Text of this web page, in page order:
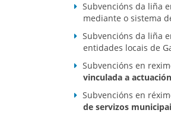
Subvencións da liña
mediante o sistema
Subvencións da liña
entidades locais de
Subvencións en
vinculada a
Subvencións en
de servizos